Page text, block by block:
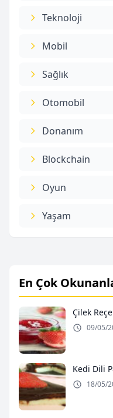
Teknoloji
Mobil
Sağlık
Otomobil
Donanım
Blockchain
Oyun
Yaşam
En Çok
Çilek
09/05/
Kedi Dili
18/05/